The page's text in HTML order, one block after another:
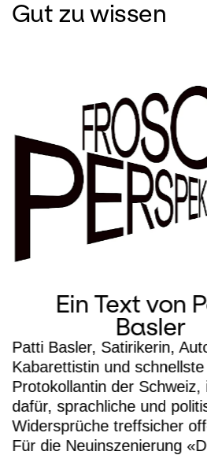
Gut zu wissen
Ein Text von
Basler
Patti Basler, Satirikerin,
Kabarettistin und
Protokollantin der Schweiz,
dafür, sprachliche und
Widersprüche treffsicher
Für die Neuinszenierung